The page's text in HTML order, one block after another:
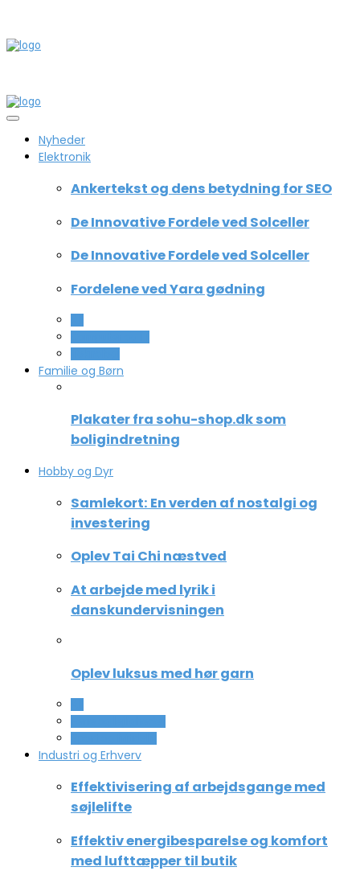
Nyheder
Elektronik
Ankertekst og dens betydning for SEO
De Innovative Fordele ved Solceller
De Innovative Fordele ved Solceller
Fordelene ved Yara gødning
Familie og Børn
Plakater fra sohu-shop.dk som
boligindretning
Hobby og Dyr
Samlekort: En verden af nostalgi og
investering
Oplev Tai Chi næstved
At arbejde med lyrik i
danskundervisningen
Oplev luksus med hør garn
Industri og Erhverv
Effektivisering af arbejdsgange med
søjlelifte
Effektiv energibesparelse og komfort
med lufttæpper til butik